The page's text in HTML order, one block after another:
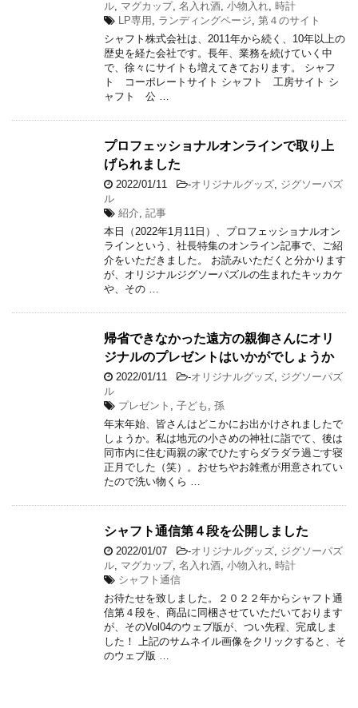
ル マグカップ, 名入れ酒 小物入れ 時計
LP専用
ランディングページ 第４のサイト
シャフト株式会社は、2011年から続く、10年以上の
歴史を経た会社です。長年、業務を続けていく中
で、徐々にサイトも増えてきております。 シャフ
ト コーポレートサイト シャフト 工房サイト シ
ャフト 公 …
プロフェッショナルオンラインで取り上
げられました
2022/01/11 -オリジナルグッズ ジグソーパズ
ル
紹介 記事
本日（2022年1月11日）、プロフェッショナルオン
ラインという、社長特集のオンライン記事で、ご紹
介をいただきました。 お読みいただくと分かります
が、オリジナルジグソーパズルの生まれたキッカケ
や、その …
帰省できなかった遠方の親御さんにオリ
ジナルのプレゼントはいかがでしょうか
2022/01/11 -オリジナルグッズ ジグソーパズ
ル
プレゼント
子ども
孫
年末年始、皆さんはどこかにお出かけされましたで
しょうか。私は地元の小さめの神社に詣でて、後は
同市内に住む両親の家でひたすらダラダラ過ごす寝
正月でした（笑）。おせちやお雑煮が用意されてい
たので洗い物くら …
シャフト通信第４段を公開しました
2022/01/07 -オリジナルグッズ ジグソーパズ
ル マグカップ, 名入れ酒 小物入れ 時計
シャフト通信
お待たせを致しました。２０２２年からシャフト通
信第４段を、商品に同梱させていただいております
が、そのVol04のウェブ版が、つい先程、完成しま
した！ 上記のサムネイル画像をクリックすると、そ
のウェブ版 …